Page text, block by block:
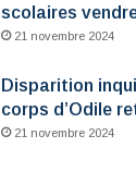
scolaires
21 novembre 2024
Disparition
corps d’Odile
21 novembre 2024